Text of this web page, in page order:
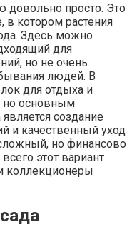
довольно просто. Это
котором растения
Здесь можно
для
но не очень
людей. В
для отдыха и
но основным
создание
и качественный уход
но финансово
этот вариант
коллекционеры